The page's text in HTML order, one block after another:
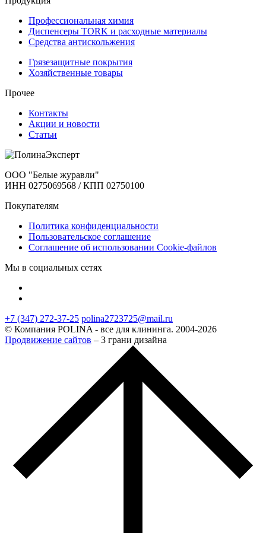
Профессиональная химия
Диспенсеры TORK и расходные материалы
Cредства антискольжения
Грязезащитные покрытия
Хозяйственные товары
Прочее
Контакты
Акции и новости
Статьи
ООО "Белые журавли"
ИНН 0275069568 / КПП 02750100
Покупателям
Политика конфиденциальности
Пользовательское соглашение
Соглашение об использовании Cookie-файлов
Мы в социальных сетях
+7 (347) 272-37-25 polina2723725@mail.ru
© Компания POLINA - все для клининга. 2004-2026
Продвижение сайтов – 3 грани дизайна